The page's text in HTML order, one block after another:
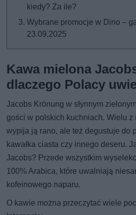
kiedy? Za ile?
Wybrane promocje w Dino –
23.09.2025
Kawa mielona
dlaczego Polacy
Jacobs Krönung w słynnym
gości w polskich kuchniach. Wielu z
wypija ją rano, ale też degustuje do
kawałka ciasta czy innego deseru.
Jacobs? Przede wszystkim
100% Arabica, które uwalniają
kofeinowego naparu.
O kawie można przeczytać wiele